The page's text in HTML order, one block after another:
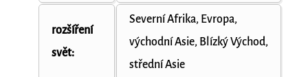
rozšíření
svět:
Severní Afrika, Evropa,
východní Asie, Blízký Východ,
střední Asie